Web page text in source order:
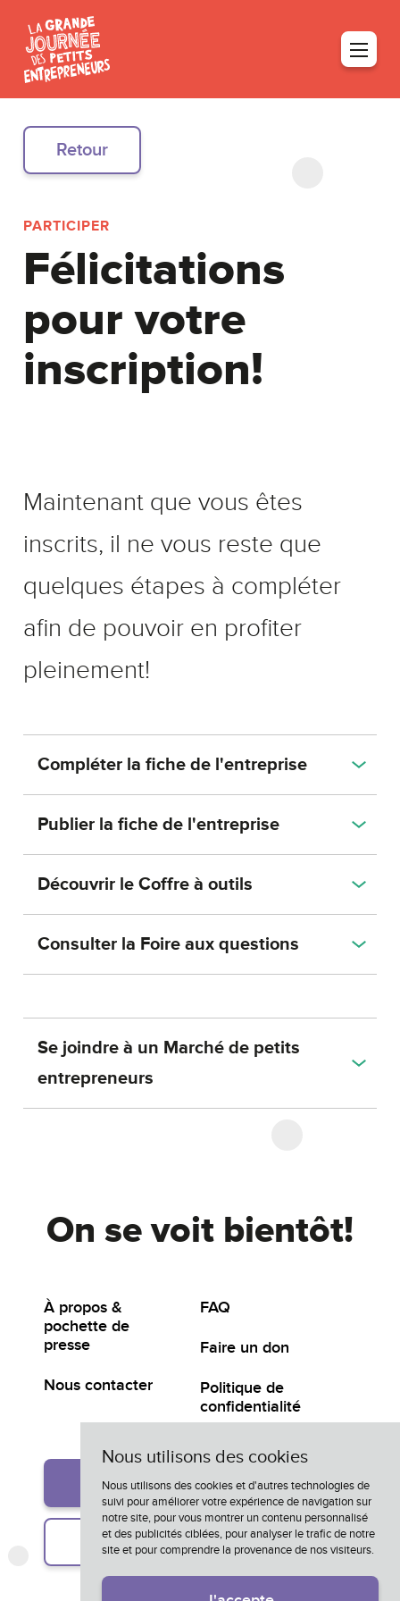
Nous utilisons des cookies
Nous utilisons des cookies et d'autres technologies de
suivi pour améliorer votre expérience de navigation sur
notre site, pour vous montrer un contenu personnalisé
et des publicités ciblées, pour analyser le trafic de notre
site et pour comprendre la provenance de nos visiteurs.
Retour
PARTICIPER
Félicitations
pour votre
inscription!
Maintenant que vous êtes
inscrits, il ne vous reste que
quelques étapes à compléter
afin de pouvoir en profiter
pleinement!
Compléter la fiche de l'entreprise
Publier la fiche de l'entreprise
Découvrir le Coffre à outils
Consulter la Foire aux questions
Se joindre à un Marché de petits
entrepreneurs
On se voit bientôt!
À propos &
pochette de
presse
Nous contacter
FAQ
Faire un don
Politique de
confidentialité
Participer
Inscription à l'infolettre